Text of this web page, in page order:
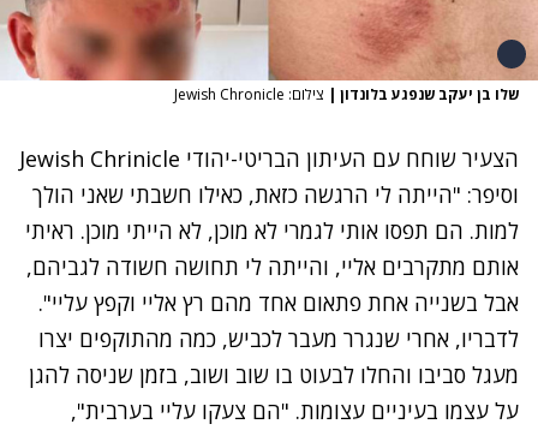
שלו בן יעקב שנפגע בלונדון | צילום: Jewish Chronicle
הצעיר שוחח עם העיתון הבריטי-יהודי Jewish Chrinicle
וסיפר: "הייתה לי הרגשה כזאת, כאילו חשבתי שאני הולך
למות. הם תפסו אותי לגמרי לא מוכן, לא הייתי מוכן. ראיתי
אותם מתקרבים אליי, והייתה לי תחושה חשודה לגביהם,
אבל בשנייה אחת פתאום אחד מהם רץ אליי וקפץ עליי".
לדבריו, אחרי שנגרר מעבר לכביש, כמה מהתוקפים יצרו
מעגל סביבו והחלו לבעוט בו שוב ושוב, בזמן שניסה להגן
על עצמו בעיניים עצומות. "הם צעקו עליי בערבית",